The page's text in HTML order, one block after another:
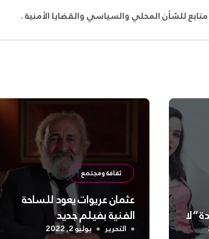
للشأن المحلي والسياسي والقضايا الأمنية .
“لا
ثقافة ومجتمع
عثمان عريوات يعود للساحة
الفنية بفيلم جديد
التحرير يوليو 2, 2022